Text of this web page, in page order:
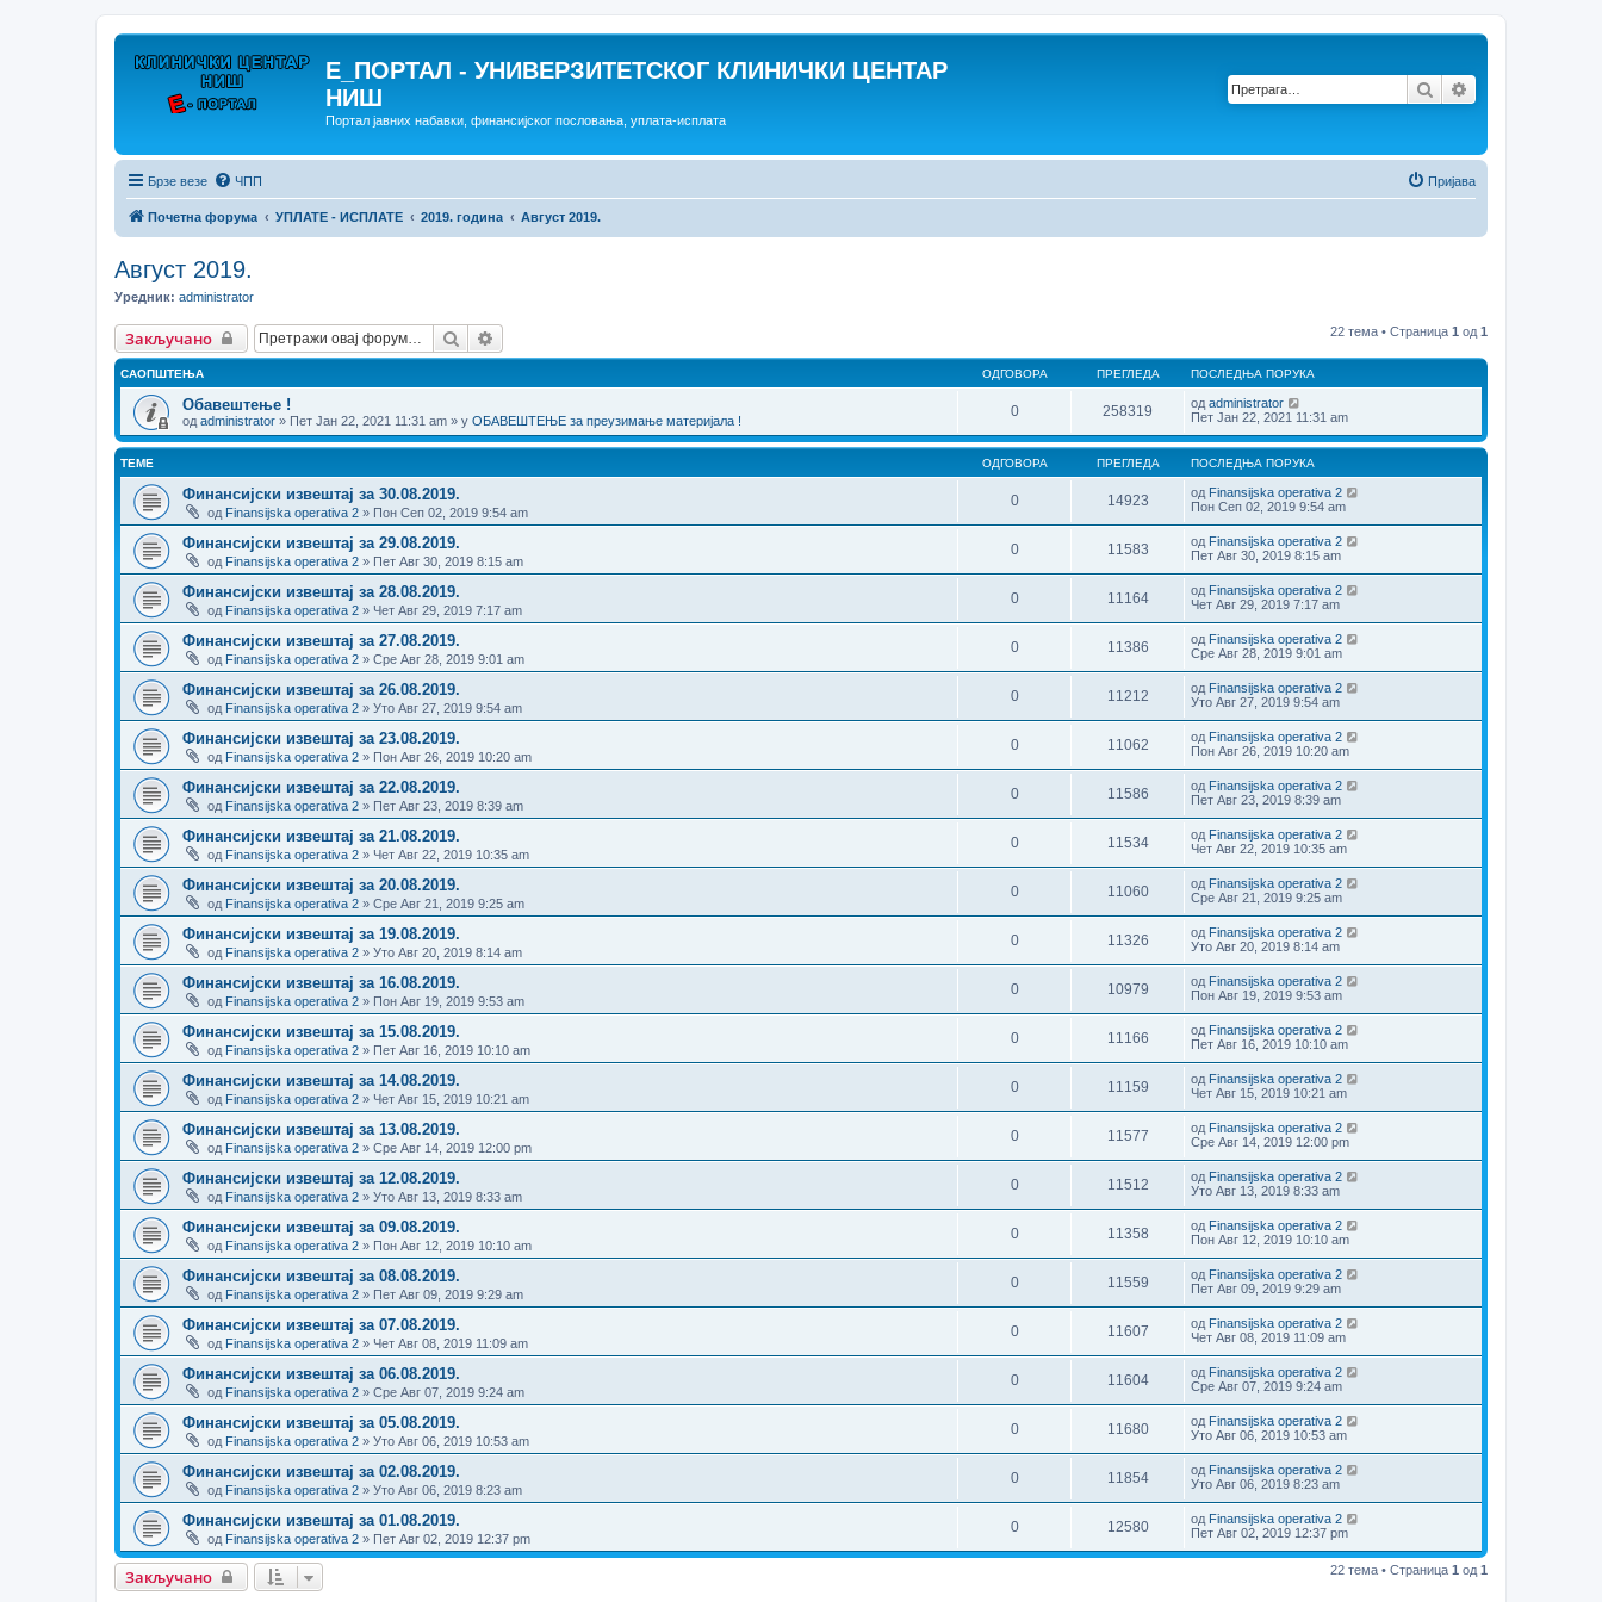
E_ПОРТАЛ - УНИВЕРЗИТЕТСКОГ КЛИНИЧКИ ЦЕНТАР
НИШ
Портал јавних набавки, финансијског пословања, уплата-исплата
Претрага
Брзе везе ЧПП Пријава
Почетна форума УПЛАТЕ - ИСПЛАТЕ 2019. година Август 2019.
Август 2019.
Уредник: administrator
Закључано Претрага 22 тема • Страница 1 од 1
САОПШТЕЊА ОДГОВОРА ПРЕГЛЕДА ПОСЛЕДЊА ПОРУКА
Обавештење !
од administrator » Пет Јан 22, 2021 11:31 am » у ОБАВЕШТЕЊЕ за преузимање материјала !
0 258319 од administrator
Пет Јан 22, 2021 11:31 am
ТЕМЕ ОДГОВОРА ПРЕГЛЕДА ПОСЛЕДЊА ПОРУКА
Финансијски извештај за 30.08.2019.
од Finansijska operativa 2 » Пон Сеп 02, 2019 9:54 am
0 14923 од Finansijska operativa 2
Пон Сеп 02, 2019 9:54 am
Финансијски извештај за 29.08.2019.
од Finansijska operativa 2 » Пет Авг 30, 2019 8:15 am
0 11583 од Finansijska operativa 2
Пет Авг 30, 2019 8:15 am
Финансијски извештај за 28.08.2019.
од Finansijska operativa 2 » Чет Авг 29, 2019 7:17 am
0 11164 од Finansijska operativa 2
Чет Авг 29, 2019 7:17 am
Финансијски извештај за 27.08.2019.
од Finansijska operativa 2 » Сре Авг 28, 2019 9:01 am
0 11386 од Finansijska operativa 2
Сре Авг 28, 2019 9:01 am
Финансијски извештај за 26.08.2019.
од Finansijska operativa 2 » Уто Авг 27, 2019 9:54 am
0 11212 од Finansijska operativa 2
Уто Авг 27, 2019 9:54 am
Финансијски извештај за 23.08.2019.
од Finansijska operativa 2 » Пон Авг 26, 2019 10:20 am
0 11062 од Finansijska operativa 2
Пон Авг 26, 2019 10:20 am
Финансијски извештај за 22.08.2019.
од Finansijska operativa 2 » Пет Авг 23, 2019 8:39 am
0 11586 од Finansijska operativa 2
Пет Авг 23, 2019 8:39 am
Финансијски извештај за 21.08.2019.
од Finansijska operativa 2 » Чет Авг 22, 2019 10:35 am
0 11534 од Finansijska operativa 2
Чет Авг 22, 2019 10:35 am
Финансијски извештај за 20.08.2019.
од Finansijska operativa 2 » Сре Авг 21, 2019 9:25 am
0 11060 од Finansijska operativa 2
Сре Авг 21, 2019 9:25 am
Финансијски извештај за 19.08.2019.
од Finansijska operativa 2 » Уто Авг 20, 2019 8:14 am
0 11326 од Finansijska operativa 2
Уто Авг 20, 2019 8:14 am
Финансијски извештај за 16.08.2019.
од Finansijska operativa 2 » Пон Авг 19, 2019 9:53 am
0 10979 од Finansijska operativa 2
Пон Авг 19, 2019 9:53 am
Финансијски извештај за 15.08.2019.
од Finansijska operativa 2 » Пет Авг 16, 2019 10:10 am
0 11166 од Finansijska operativa 2
Пет Авг 16, 2019 10:10 am
Финансијски извештај за 14.08.2019.
од Finansijska operativa 2 » Чет Авг 15, 2019 10:21 am
0 11159 од Finansijska operativa 2
Чет Авг 15, 2019 10:21 am
Финансијски извештај за 13.08.2019.
од Finansijska operativa 2 » Сре Авг 14, 2019 12:00 pm
0 11577 од Finansijska operativa 2
Сре Авг 14, 2019 12:00 pm
Финансијски извештај за 12.08.2019.
од Finansijska operativa 2 » Уто Авг 13, 2019 8:33 am
0 11512 од Finansijska operativa 2
Уто Авг 13, 2019 8:33 am
Финансијски извештај за 09.08.2019.
од Finansijska operativa 2 » Пон Авг 12, 2019 10:10 am
0 11358 од Finansijska operativa 2
Пон Авг 12, 2019 10:10 am
Финансијски извештај за 08.08.2019.
од Finansijska operativa 2 » Пет Авг 09, 2019 9:29 am
0 11559 од Finansijska operativa 2
Пет Авг 09, 2019 9:29 am
Финансијски извештај за 07.08.2019.
од Finansijska operativa 2 » Чет Авг 08, 2019 11:09 am
0 11607 од Finansijska operativa 2
Чет Авг 08, 2019 11:09 am
Финансијски извештај за 06.08.2019.
од Finansijska operativa 2 » Сре Авг 07, 2019 9:24 am
0 11604 од Finansijska operativa 2
Сре Авг 07, 2019 9:24 am
Финансијски извештај за 05.08.2019.
од Finansijska operativa 2 » Уто Авг 06, 2019 10:53 am
0 11680 од Finansijska operativa 2
Уто Авг 06, 2019 10:53 am
Финансијски извештај за 02.08.2019.
од Finansijska operativa 2 » Уто Авг 06, 2019 8:23 am
0 11854 од Finansijska operativa 2
Уто Авг 06, 2019 8:23 am
Финансијски извештај за 01.08.2019.
од Finansijska operativa 2 » Пет Авг 02, 2019 12:37 pm
0 12580 од Finansijska operativa 2
Пет Авг 02, 2019 12:37 pm
Закључано 22 тема • Страница 1 од 1